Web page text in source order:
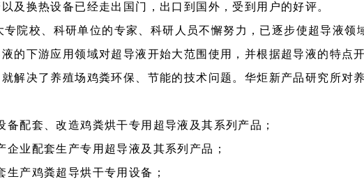
及换热设备已经走出国门，出口到国外，受到用户的好评。
院校、科研单位的专家、科研人员不懈努力，已逐步使超导液领
的下游应用领域对超导液开始大范围使用，并根据超导液的特点
解决了养殖场鸡粪环保、节能的技术问题。华炬新产品研究所对
备配套、改造鸡粪烘干专用超导液及其系列产品；
企业配套生产专用超导液及其系列产品；
生产鸡粪超导烘干专用设备；